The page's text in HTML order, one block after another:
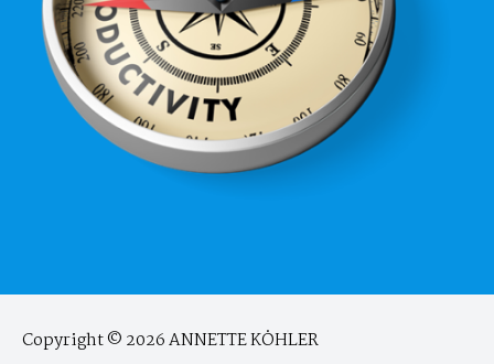
Copyright © 2026ANNETTE KÖHLER